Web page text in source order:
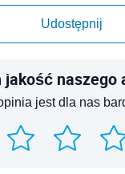
Udostępnij
jakość naszego
jest dla nas